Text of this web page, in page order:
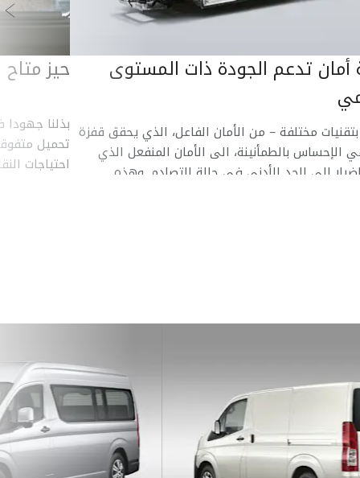
أمان تدعم الجودة ذات المستوى
مختلفة – من الأمان الفاعل، الذي يحقق قفزة
الإحساس بالطمأنينة، الى الأمان المنفعل الذي
الى الحد الأدنى في حالة التصادم. وهذه
حيز
بذلنا
تحميل
احتياجات